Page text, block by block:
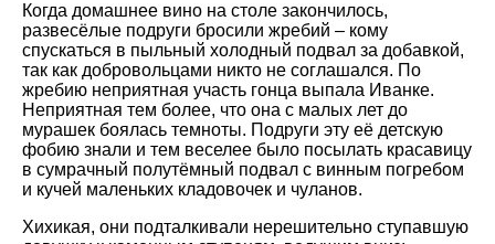
Когда домашнее вино на столе закончилось,
развесёлые подруги бросили жребий – кому
спускаться в пыльный холодный подвал за добавкой,
так как добровольцами никто не соглашался. По
жребию неприятная участь гонца выпала Иванке.
Неприятная тем более, что она с малых лет до
мурашек боялась темноты. Подруги эту её детскую
фобию знали и тем веселее было посылать красавицу
в сумрачный полутёмный подвал с винным погребом
и кучей маленьких кладовочек и чуланов.
Хихикая, они подталкивали нерешительно ступавшую